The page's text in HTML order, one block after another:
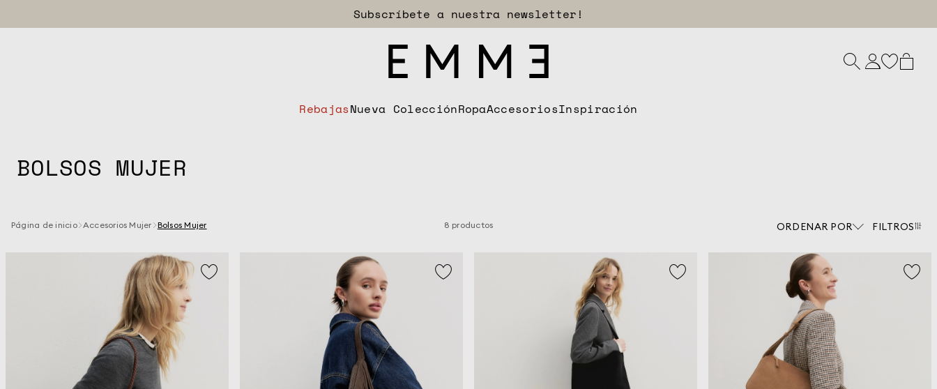
Descubre las rebajas
RebajasNueva ColecciónRopaAccesoriosInspiración
BOLSOS MUJER
Página de inicio Accesorios Mujer Bolsos Mujer 8 productos ORDENAR POR FILTROS